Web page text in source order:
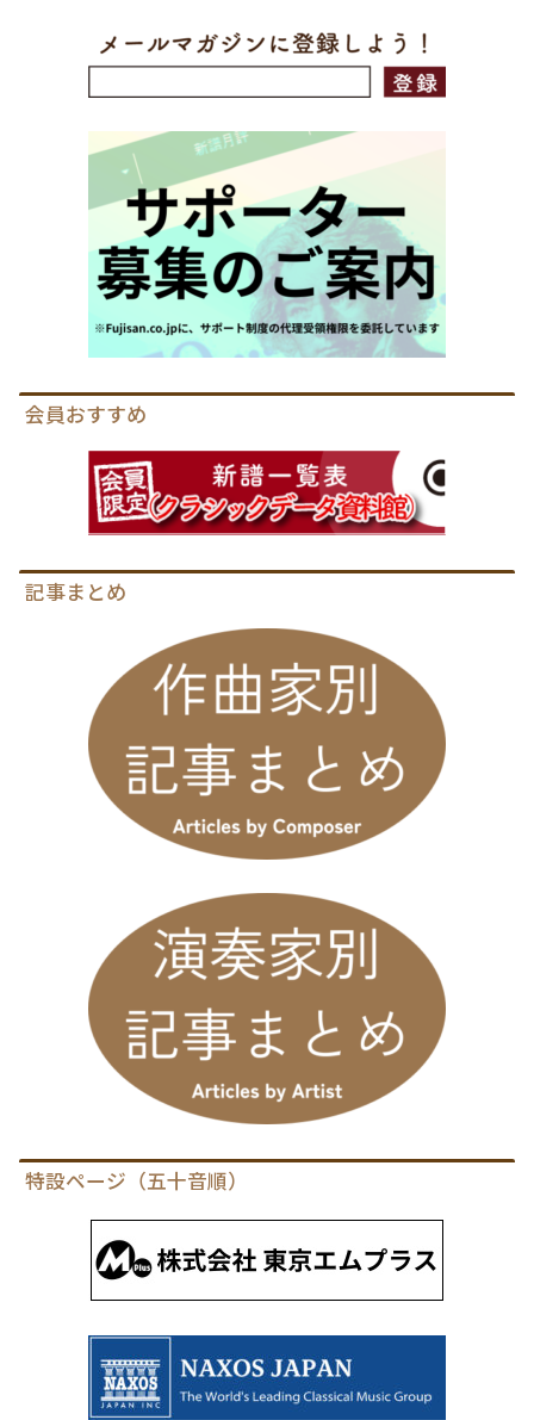
会員おすすめ
記事まとめ
特設ページ（五十音順）